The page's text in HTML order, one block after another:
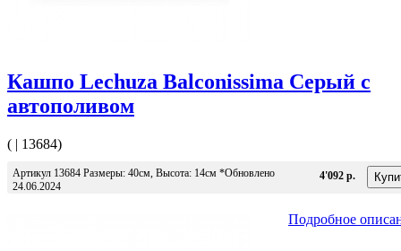
Кашпо Lechuza Balconissima Серый с
автополивом
( | 13684)
Артикул 13684 Размеры: 40см, Высота: 14см *Обновлено
24.06.2024
4'092 р.
Подробное